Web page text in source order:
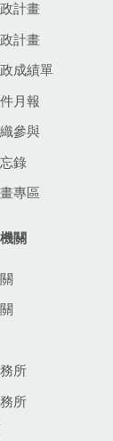
計畫
計畫
成績單
月報
參與
錄
專區
關
所
所